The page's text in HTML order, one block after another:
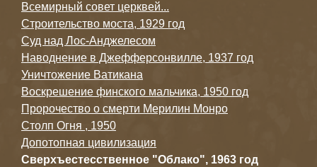
Всемирный совет церквей...
Строительство моста, 1929 год
Суд над Лос-Анджелесом
Наводнение в Джефферсонвилле, 1937 год
Уничтожение Ватикана
Воскрешение финского мальчика, 1950 год
Пророчество о смерти Мерилин Монро
Столп Огня , 1950
Допотопная цивилизация
Сверхъестесственное "Облако", 1963 год